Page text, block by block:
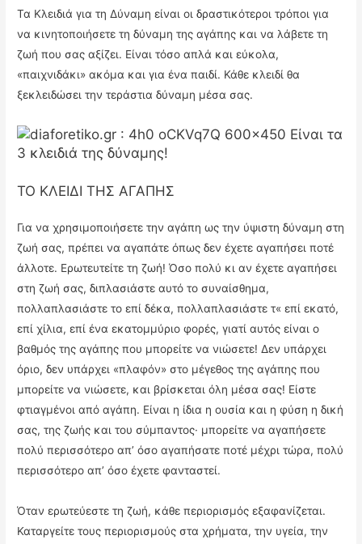
Τα Κλειδιά για τη Δύναμη είναι οι δραστικότεροι τρόποι για
να κινητοποιήσετε τη δύναμη της αγάπης και να λάβετε τη
ζωή που σας αξίζει. Είναι τόσο απλά και εύκολα,
«παιχνιδάκι» ακόμα και για ένα παιδί. Κάθε κλειδί θα
ξεκλειδώσει την τεράστια δύναμη μέσα σας.
ΤΟ ΚΛΕΙΔΙ ΤΗΣ ΑΓΑΠΗΣ
Για να χρησιμοποιήσετε την αγάπη ως την ύψιστη δύναμη στη
ζωή σας, πρέπει να αγαπάτε όπως δεν έχετε αγαπήσει ποτέ
άλλοτε. Ερωτευτείτε τη ζωή! Όσο πολύ κι αν έχετε αγαπήσει
στη ζωή σας, διπλασιάστε αυτό το συναίσθημα,
πολλαπλασιάστε το επί δέκα, πολλαπλασιάστε τ« επί εκατό,
επί χίλια, επί ένα εκατομμύριο φορές, γιατί αυτός είναι ο
βαθμός της αγάπης που μπορείτε να νιώσετε! Δεν υπάρχει
όριο, δεν υπάρχει «πλαφόν» στο μέγεθος της αγάπης που
μπορείτε να νιώσετε, και βρίσκεται όλη μέσα σας! Είστε
φτιαγμένοι από αγάπη. Είναι η ίδια η ουσία και η φύση η δική
σας, της ζωής και του σύμπαντος· μπορείτε να αγαπήσετε
πολύ περισσότερο απ’ όσο αγαπήσατε ποτέ μέχρι τώρα, πολύ
περισσότερο απ’ όσο έχετε φανταστεί.
Όταν ερωτεύεστε τη ζωή, κάθε περιορισμός εξαφανίζεται.
Καταργείτε τους περιορισμούς στα χρήματα, την υγεία, την